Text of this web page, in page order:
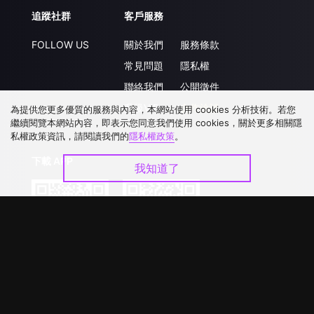
追蹤社群
FOLLOW US
客戶服務
關於我們
常見問題
聯絡我們
升級VIP
服務條款
隱私權
公開徵件
合作洽談
為提供您更多優質的服務與內容，本網站使用 cookies 分析技術。若您
繼續閱覽本網站內容，即表示您同意我們使用 cookies，關於更多相關隱
私權政策資訊，請閱讀我們的隱私權政策。
我知道了